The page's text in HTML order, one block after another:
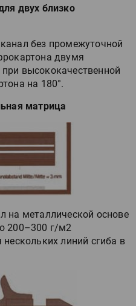
двух близко
без промежуточной
двумя
высококачественной
на 180°.
матрица
на металлической основе
200–300 г/м2
линий сгиба в